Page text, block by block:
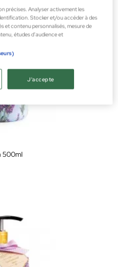
500ml
précises. Analyser activement les
Stocker et/ou accéder à des
et contenu personnalisés, mesure de
études d’audience et
J'accepte